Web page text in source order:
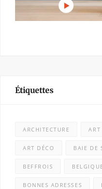
Étiquettes
ARCHITECTURE
ART DÉCO BAIE DE
BEFFROIS
BONNES ADRESSES